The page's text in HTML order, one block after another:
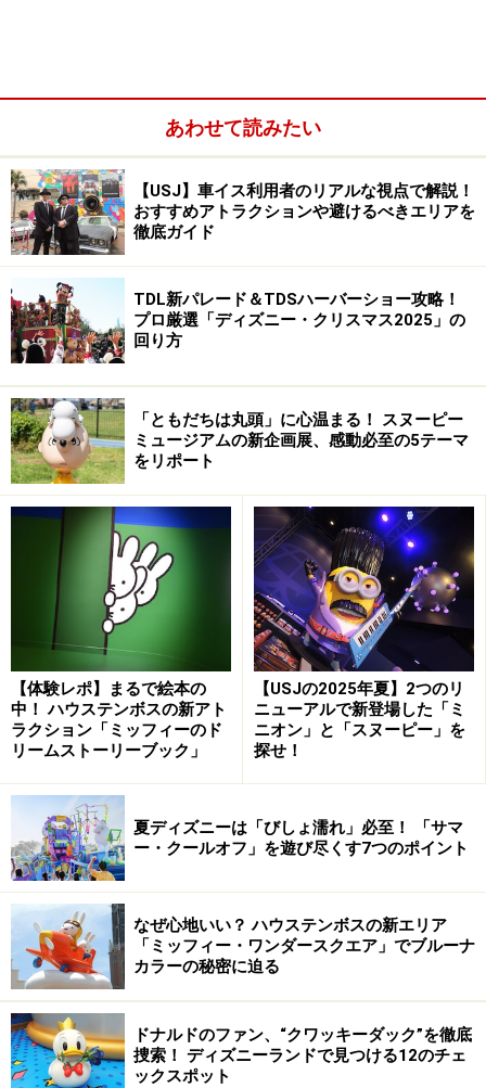
後半に登場する“空飛ぶ”ピーターパンとウェンディはパレー
ド最大の見ものです
【2】「イッツ・ア・スモールワールド」新キャラクタ
ーのすべて
コース上でディズニーキャラクター約40体が新たに見られま
す
【3】「セレブレーションストリート」やデコレーショ
ン
ワールドバザール「セレブレーションストリート」の夜の演
【4】かわいい♪ おいしい！ 35周年記念メニュー
「アイスクリームコーン」のミルクソフトクリーム＆チョコ
レートクランチ450円（左）と、ドナルドの足をモチーフに
したチョコナッツバニラアイス＆チョコレートクランチ500
円（右）。プラス500円でスーベニアスプーンも
【5】おみやげに“選べる”チョコレートクランチやスペシ
ャルグッズ
ファンキャップ3000円やファッション用グラス2000円、Tシ
ャツ1900円～など。東京ディズニーランド「グランドエンポ
ーリアム」と東京ディズニーシー「エンポーリオ」で
【6】東京ディズニーランド以外でも35周年をお祝い
ダッフィー＆フレンズのぬいぐるみ各4500円。東京ディズニ
ーシー「マダックス・デパートメントストア」で販売
あわせて読みたい
【USJ】車イス利用者のリアルな視点で解説！
おすすめアトラクションや避けるべきエリアを
徹底ガイド
TDL新パレード＆TDSハーバーショー攻略！
プロ厳選「ディズニー・クリスマス2025」の
回り方
「ともだちは丸頭」に心温まる！ スヌーピー
ミュージアムの新企画展、感動必至の5テーマ
をリポート
【体験レポ】まるで絵本の
中！ ハウステンボスの新アト
ラクション「ミッフィーのド
リームストーリーブック」
【USJの2025年夏】2つのリ
ニューアルで新登場した「ミ
ニオン」と「スヌーピー」を
探せ！
夏ディズニーは「びしょ濡れ」必至！ 「サマ
ー・クールオフ」を遊び尽くす7つのポイント
なぜ心地いい？ ハウステンボスの新エリア
「ミッフィー・ワンダースクエア」でブルーナ
カラーの秘密に迫る
ドナルドのファン、“クワッキーダック”を徹底
捜索！ ディズニーランドで見つける12のチェ
ックスポット